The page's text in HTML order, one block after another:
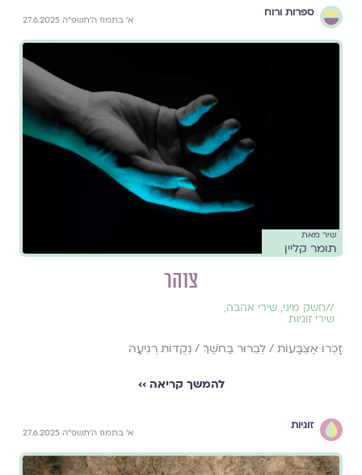
ספרות ורוח
א׳ בתמוז ה׳תשפ״ה 27.6.2025
שיר מאת
תומר קליין
צוהר
//חשק מיני, שירי אהבה,
שירי זוגיות
זָכְרוּ אֶצְבָּעוֹת / לְבֵרוּר בַּחֹשֶׁךְ / נְקֻדּוֹת רְגִיעָה
להמשך קריאה ››
זוגיות
א׳ בתמוז ה׳תשפ״ה 27.6.2025